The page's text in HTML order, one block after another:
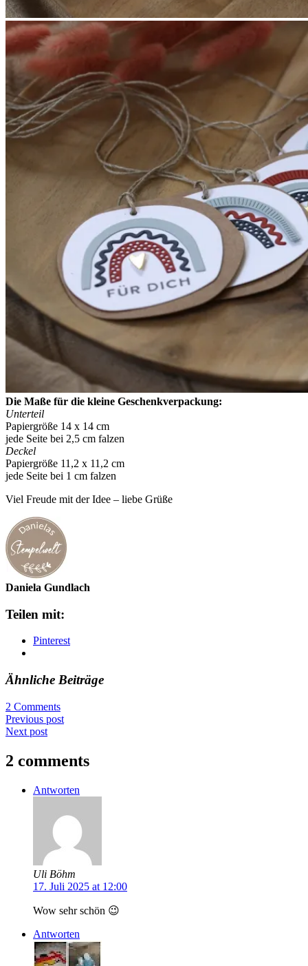
Die Maße für die kleine Geschenkverpackung:
Unterteil
Papiergröße 14 x 14 cm
jede Seite bei 2,5 cm falzen
Deckel
Papiergröße 11,2 x 11,2 cm
jede Seite bei 1 cm falzen
Viel Freude mit der Idee – liebe Grüße
Daniela Gundlach
Teilen mit:
Pinterest
Ähnliche Beiträge
2 Comments
Previous post
Next post
2 comments
Antworten
Uli Böhm
17. Juli 2025 at 12:00
Wow sehr schön 😉
Antworten